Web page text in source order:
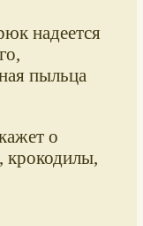
надеется
пыльца
о
крокодилы,